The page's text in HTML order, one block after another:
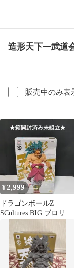
造形天下一武道
販売中のみ表
¥2,999
ドラゴンボールZ
SCultures BIG ブロリー